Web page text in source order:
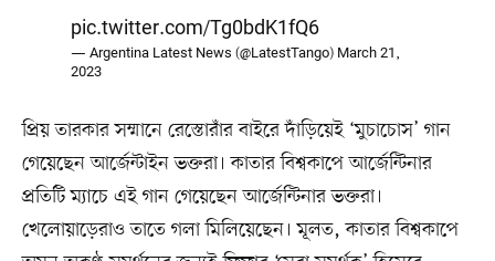
pic.twitter.com/Tg0bdK1fQ6
— Argentina Latest News (@LatestTango) March 21,
2023
প্রিয় তারকার সম্মানে রেস্তোরাঁর বাইরে দাঁড়িয়েই ‘মুচাচোস’ গান
গেয়েছেন আর্জেন্টাইন ভক্তরা। কাতার বিশ্বকাপে আর্জেন্টিনার
প্রতিটি ম্যাচে এই গান গেয়েছেন আর্জেন্টিনার ভক্তরা।
খেলোয়াড়েরাও তাতে গলা মিলিয়েছেন। মূলত, কাতার বিশ্বকাপে